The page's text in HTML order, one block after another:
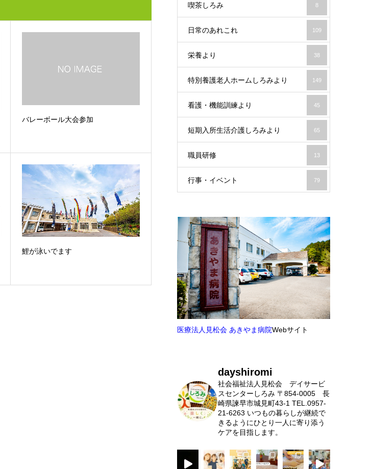
バレーボール大会参加
鯉が泳いでます
喫茶しろみ 8
日常のあれこれ 109
栄養より 38
特別養護老人ホームしろみより 149
看護・機能訓練より 45
短期入所生活介護しろみより 65
職員研修 13
行事・イベント 79
医療法人見松会 あきやま病院Webサイト
dayshiromi
社会福祉法人見松会 デイサービ
スセンターしろみ 〒854-0005 長
崎県諫早市城見町43-1 TEL.0957-
21-6263 いつもの暮らしが継続で
きるようにひとり一人に寄り添う
ケアを目指します。